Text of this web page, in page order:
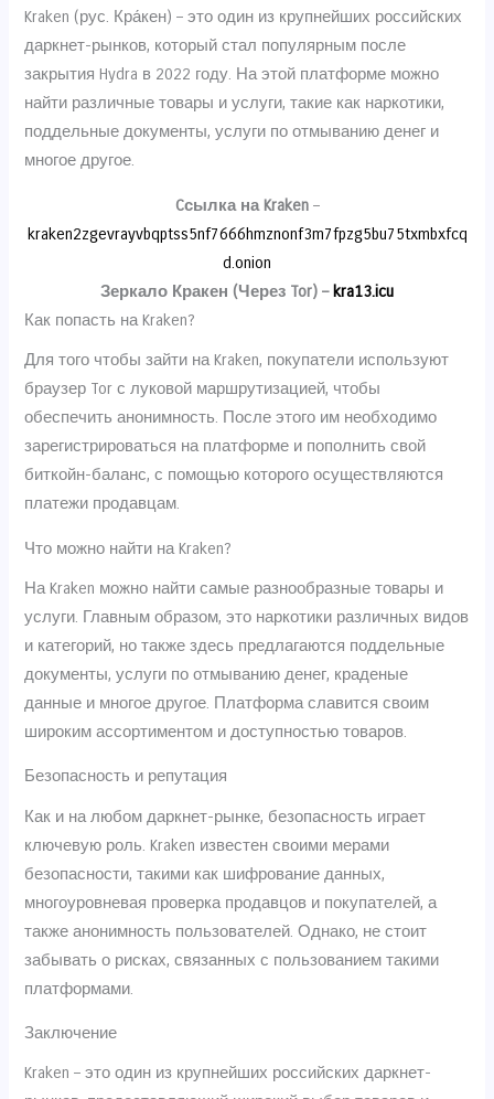
Kraken (рус. Кра́кен) – это один из крупнейших российских
даркнет-рынков, который стал популярным после
закрытия Hydra в 2022 году. На этой платформе можно
найти различные товары и услуги, такие как наркотики,
поддельные документы, услуги по отмыванию денег и
многое другое.
Cсылка на Kraken–
kraken2zgevrayvbqptss5nf7666hmznonf3m7fpzg5bu75txmbxfcq
d.onion
Зеркало Кракен (Через Tor) – kra13.icu
Как попасть на Kraken?
Для того чтобы зайти на Kraken, покупатели используют
браузер Tor с луковой маршрутизацией, чтобы
обеспечить анонимность. После этого им необходимо
зарегистрироваться на платформе и пополнить свой
биткойн-баланс, с помощью которого осуществляются
платежи продавцам.
Что можно найти на Kraken?
На Kraken можно найти самые разнообразные товары и
услуги. Главным образом, это наркотики различных видов
и категорий, но также здесь предлагаются поддельные
документы, услуги по отмыванию денег, краденые
данные и многое другое. Платформа славится своим
широким ассортиментом и доступностью товаров.
Безопасность и репутация
Как и на любом даркнет-рынке, безопасность играет
ключевую роль. Kraken известен своими мерами
безопасности, такими как шифрование данных,
многоуровневая проверка продавцов и покупателей, а
также анонимность пользователей. Однако, не стоит
забывать о рисках, связанных с пользованием такими
платформами.
Заключение
Kraken – это один из крупнейших российских даркнет-